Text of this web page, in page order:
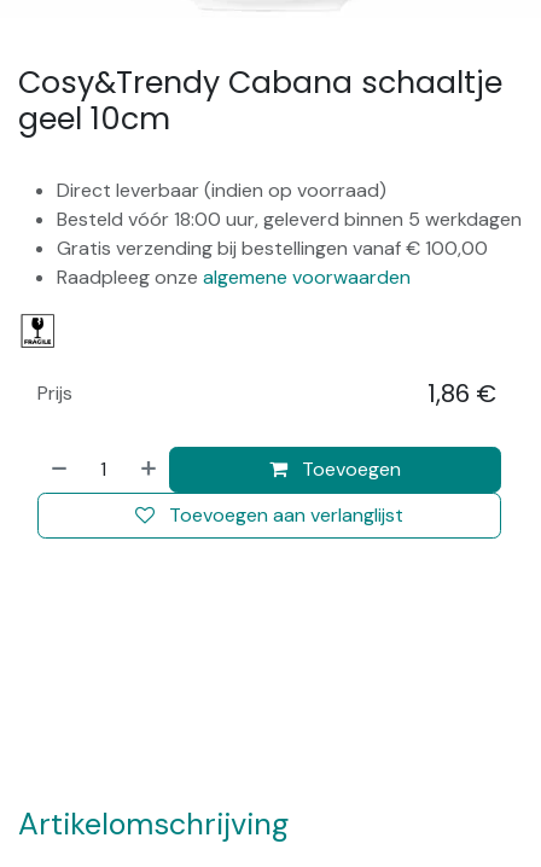
Cosy&Trendy Cabana schaaltje
geel 10cm
Direct leverbaar (indien op voorraad)
Besteld vóór 18:00 uur, geleverd binnen 5 werkdagen
Gratis verzending bij bestellingen vanaf € 100,00
Raadpleeg onze algemene voorwaarden
Toevoegen
Toevoegen aan verlanglijst
Prijs 1,86 €
Artikelomschrijving